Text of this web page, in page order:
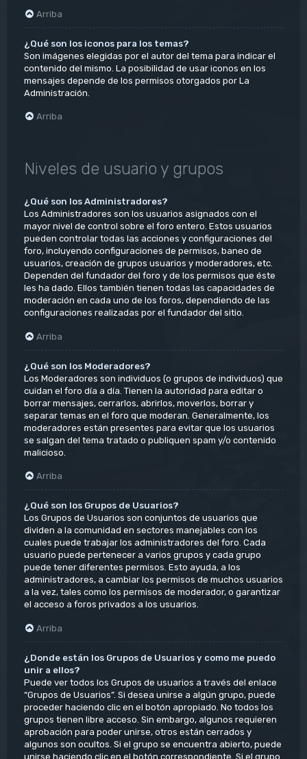
Arriba
¿Qué son los iconos para los temas?
Son imágenes elegidas por el autor del tema para indicar el
contenido del mismo. La posibilidad de usar iconos en los
mensajes depende de los permisos otorgados por La
Administración.
Arriba
Niveles de usuario y grupos
¿Qué son los Administradores?
Los Administradores son los usuarios asignados con el
mayor nivel de control sobre el foro entero. Estos usuarios
pueden controlar todas las acciones y configuraciones del
foro, incluyendo configuraciones de permisos, baneo de
usuarios, creación de grupos usuarios y moderadores, etc.
Dependen del fundador del foro y de los permisos que éste
les ha dado. Ellos también tienen todas las capacidades de
moderación en cada uno de los foros, dependiendo de las
configuraciones realizadas por el fundador del sitio.
Arriba
¿Qué son los Moderadores?
Los Moderadores son individuos (o grupos de individuos) que
cuidan el foro día a día. Tienen la autoridad para editar o
borrar mensajes, cerrarlos, abrirlos, moverlos, borrar y
separar temas en el foro que moderan. Generalmente, los
moderadores están presentes para evitar que los usuarios
se salgan del tema tratado o publiquen spam y/o contenido
malicioso.
Arriba
¿Qué son los Grupos de Usuarios?
Los Grupos de Usuarios son conjuntos de usuarios que
dividen a la comunidad en sectores manejables con los
cuales puede trabajar los administradores del foro. Cada
usuario puede pertenecer a varios grupos y cada grupo
puede tener diferentes permisos. Esto ayuda, a los
administradores, a cambiar los permisos de muchos usuarios
a la vez, tales como los permisos de moderador, o garantizar
el acceso a foros privados a los usuarios.
Arriba
¿Donde están los Grupos de Usuarios y como me puedo
unir a ellos?
Puede ver todos los Grupos de usuarios a través del enlace
“Grupos de Usuarios”. Si desea unirse a algún grupo, puede
proceder haciendo clic en el botón apropiado. No todos los
grupos tienen libre acceso. Sin embargo, algunos requieren
aprobación para poder unirse, otros están cerrados y
algunos son ocultos. Si el grupo se encuentra abierto, puede
unirse haciendo clic en el botón correspondiente. Si el grupo